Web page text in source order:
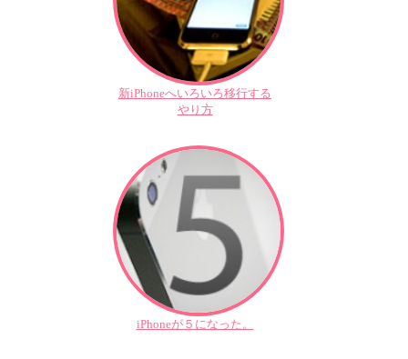
新iPhoneへいろいろ移行する
やり方
iPhoneが５になった。